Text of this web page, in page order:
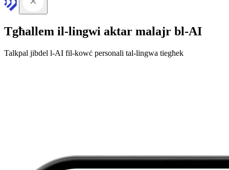
Tgħallem il-lingwi aktar malajr bl-AI
Talkpal jibdel l-AI fil-kowċ personali tal-lingwa tiegħek